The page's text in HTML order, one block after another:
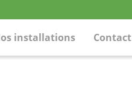
installations Contact